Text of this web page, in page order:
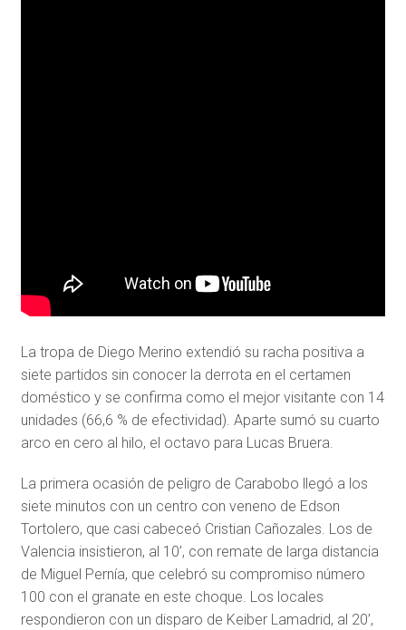
La tropa de Diego Merino extendió su racha positiva a
siete partidos sin conocer la derrota en el certamen
doméstico y se confirma como el mejor visitante con 14
unidades (66,6 % de efectividad). Aparte sumó su cuarto
arco en cero al hilo, el octavo para Lucas Bruera.
La primera ocasión de peligro de Carabobo llegó a los
siete minutos con un centro con veneno de Edson
Tortolero, que casi cabeceó Cristian Cañozales. Los de
Valencia insistieron, al 10’, con remate de larga distancia
de Miguel Pernía, que celebró su compromiso número
100 con el granate en este choque. Los locales
respondieron con un disparo de Keiber Lamadrid, al 20’,